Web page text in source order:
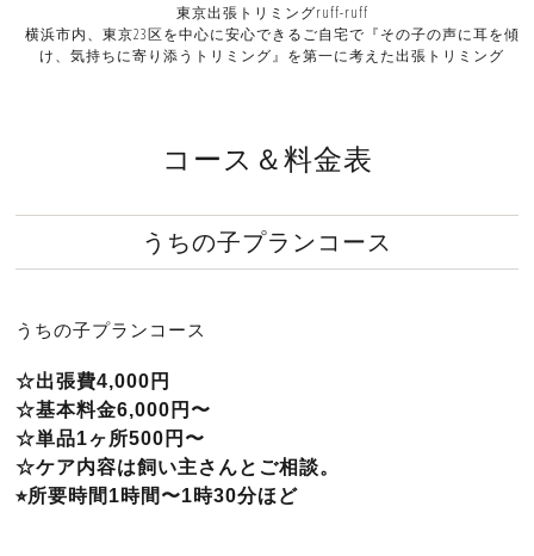
東京出張トリミングruff-ruff
横浜市内、東京23区を中心に安心できるご自宅で『その子の声に耳を傾
け、気持ちに寄り添うトリミング』を第一に考えた出張トリミング
コース＆料金表
うちの子プランコース
うちの子プランコース
☆出張費4,000円
☆基本料金6,000円〜
☆単品1ヶ所500円〜
☆ケア内容は飼い主さんとご相談。
⭐︎所要時間1時間〜1時30分ほど